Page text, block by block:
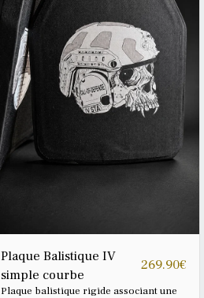
Plaque Balistique IV
simple courbe
269.90€
Plaque balistique rigide associant une